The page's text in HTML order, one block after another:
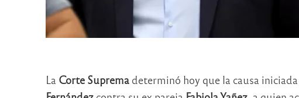
La Corte Supremadeterminó hoy que la causa